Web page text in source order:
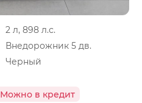
2 л, 898 л.с.
Внедорожник 5 дв.
Черный
Можно в кредит